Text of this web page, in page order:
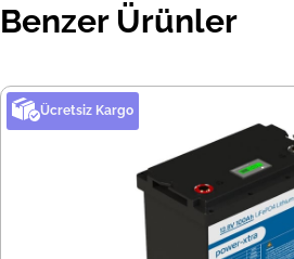
Benzer Ürünler
Ücretsiz Kargo